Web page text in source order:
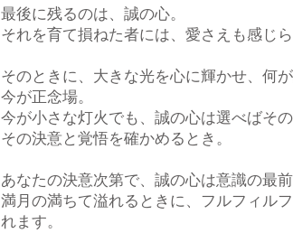
最後に残るのは、誠の心。
それを育て損ねた者には、愛さえも感じ
そのときに、大きな光を心に輝かせ、何
今が正念場。
今が小さな灯火でも、誠の心は選べばそ
その決意と覚悟を確かめるとき。
あなたの決意次第で、誠の心は意識の最
満月の満ちて溢れるときに、フルフィル
れます。